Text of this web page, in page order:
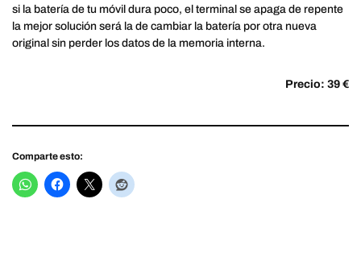
si la batería de tu móvil dura poco, el terminal se apaga de repente
la mejor solución será la de cambiar la batería por otra nueva
original sin perder los datos de la memoria interna.
Precio: 39 €
Comparte esto: